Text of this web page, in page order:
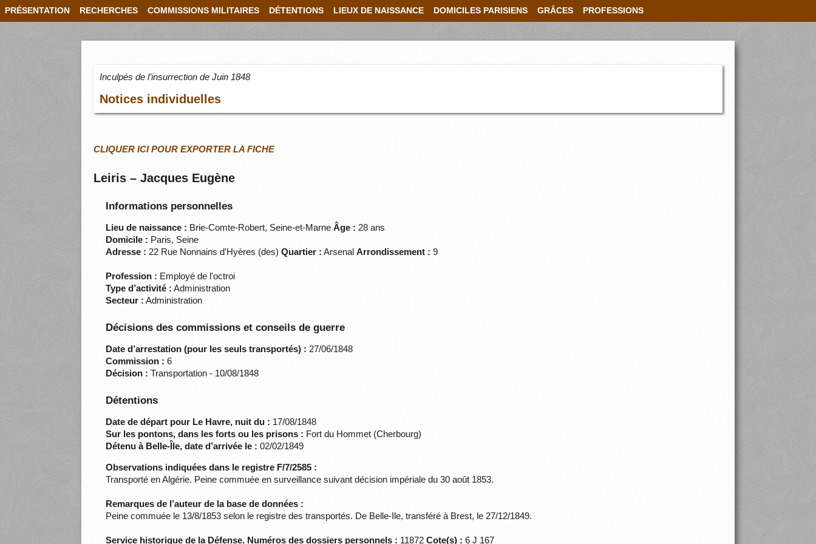
PRÉSENTATION RECHERCHES COMMISSIONS MILITAIRES DÉTENTIONS LIEUX DE NAISSANCE DOMICILES PARISIENS GRÂCES PROFESSIONS
Inculpés de l’insurrection de Juin 1848
Notices individuelles
CLIQUER ICI POUR EXPORTER LA FICHE
Leiris – Jacques Eugène
Informations personnelles
Lieu de naissance : Brie-Comte-Robert, Seine-et-Marne Âge : 28 ans
Domicile : Paris, Seine
Adresse : 22 Rue Nonnains d'Hyères (des)Quartier : ArsenalArrondissement : 9
Profession : Employé de l'octroi
Type d’activité : Administration
Secteur : Administration
Décisions des commissions et conseils de guerre
Date d’arrestation (pour les seuls transportés) : 27/06/1848
Commission : 6
Décision : Transportation - 10/08/1848
Détentions
Date de départ pour Le Havre, nuit du : 17/08/1848
Sur les pontons, dans les forts ou les prisons : Fort du Hommet (Cherbourg)
Détenu à Belle-Île, date d’arrivée le : 02/02/1849
Observations indiquées dans le registre F/7/2585 :
Transporté en Algérie. Peine commuée en surveillance suivant décision impériale du 30 août 1853.
Remarques de l’auteur de la base de données :
Peine commuée le 13/8/1853 selon le registre des transportés. De Belle-Ile, transféré à Brest, le 27/12/1849.
Service historique de la Défense. Numéros des dossiers personnels : 11872Cote(s) : 6 J 167